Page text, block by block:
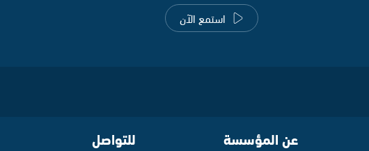
استمع الآن
عن المؤسسة للتواصل